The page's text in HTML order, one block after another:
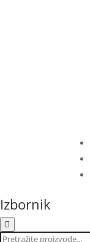
Izbornik